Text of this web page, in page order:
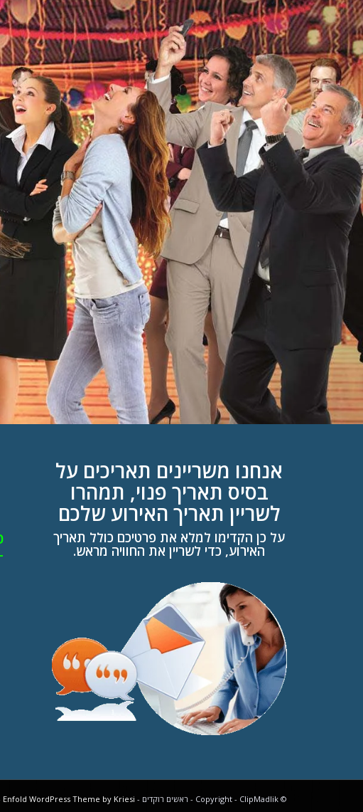
אנחנו משריינים תאריכים על
בסיס תאריך פנוי, תמהרו
לשריין תאריך האירוע שלכם
על כן הקדימו למלא את פרטיכם כולל תאריך
האירוע, כדי לשריין את החוויה מראש.
© Copyright - ClipMadlik - ראשים רוקדים - Dance Heads -
Enfold WordPress Theme by Kriesi